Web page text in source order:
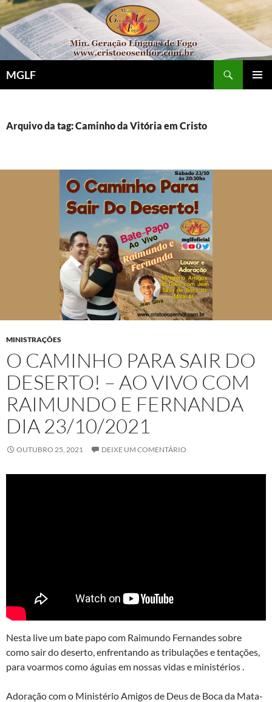
Pular
para
o
conteúdo
MGLF
Arquivo da tag: Caminho da Vitória em Cristo
MINISTRAÇÕES
O CAMINHO PARA SAIR DO
DESERTO! – AO VIVO COM
RAIMUNDO E FERNANDA
DIA 23/10/2021
OUTUBRO 25, 2021 DEIXE UM COMENTÁRIO
Nesta live um bate papo com Raimundo Fernandes sobre
como sair do deserto, enfrentando as tribulações e tentações,
para voarmos como águias em nossas vidas e ministérios .
Adoração com o Ministério Amigos de Deus de Boca da Mata-